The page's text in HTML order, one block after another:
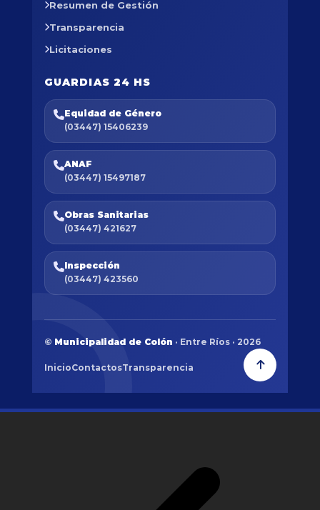
Resumen de Gestión
Transparencia
Licitaciones
GUARDIAS 24 HS
Equidad de Género
(03447) 15406239
ANAF
(03447) 15497187
Obras Sanitarias
(03447) 421627
Inspección
(03447) 423560
© Municipalidad de Colón · Entre Ríos · 2026
InicioContactosTransparencia